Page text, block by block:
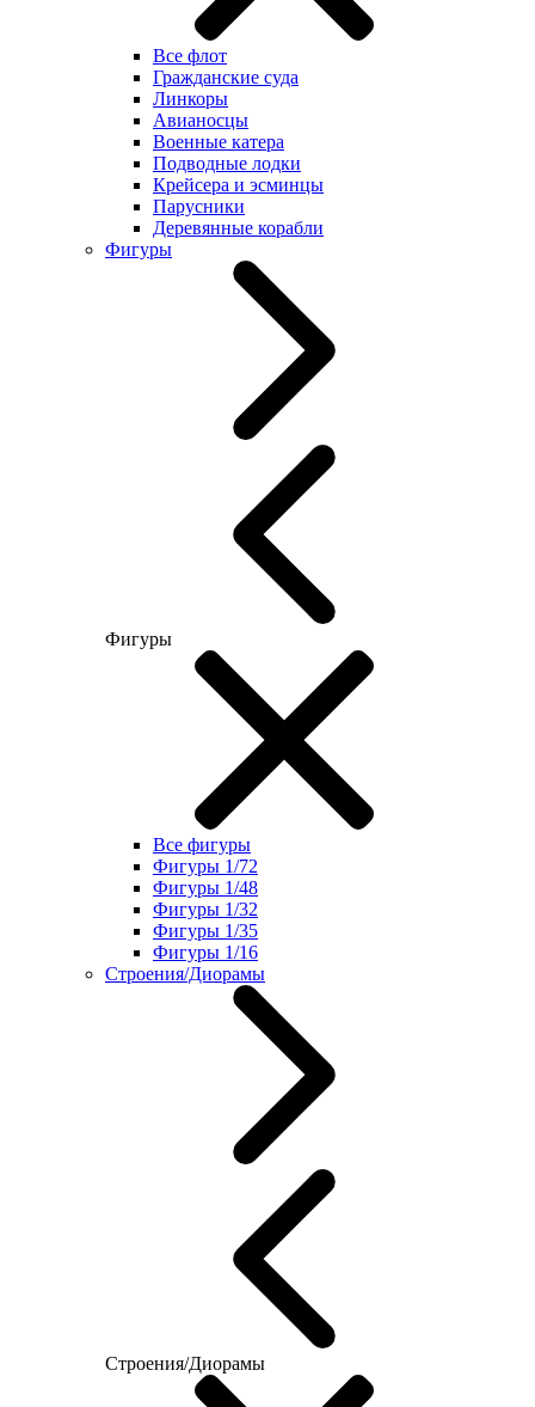
Все флот
Гражданские суда
Линкоры
Авианосцы
Военные катера
Подводные лодки
Крейсера и эсминцы
Парусники
Деревянные корабли
Фигуры
Фигуры
Все фигуры
Фигуры 1/72
Фигуры 1/48
Фигуры 1/32
Фигуры 1/35
Фигуры 1/16
Строения/Диорамы
Строения/Диорамы